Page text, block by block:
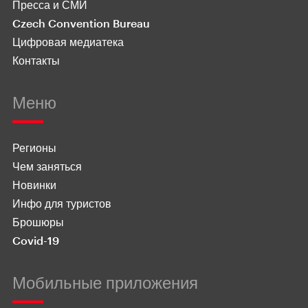
Пресса и СМИ
Czech Convention Bureau
Цифровая медиатека
Контакты
Меню
Регионы
Чем заняться
Новинки
Инфо для туристов
Брошюры
Covid-19
Мобильные приложения